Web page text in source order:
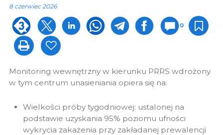
8 czerwiec 2026
0
Monitoring wewnętrzny w kierunku PRRS wdrożony
w tym centrum unasieniania opiera się na:
Wielkości próby tygodniowej: ustalonej na
podstawie uzyskania 95% poziomu ufności
wykrycia zakażenia przy zakładanej prewalencji